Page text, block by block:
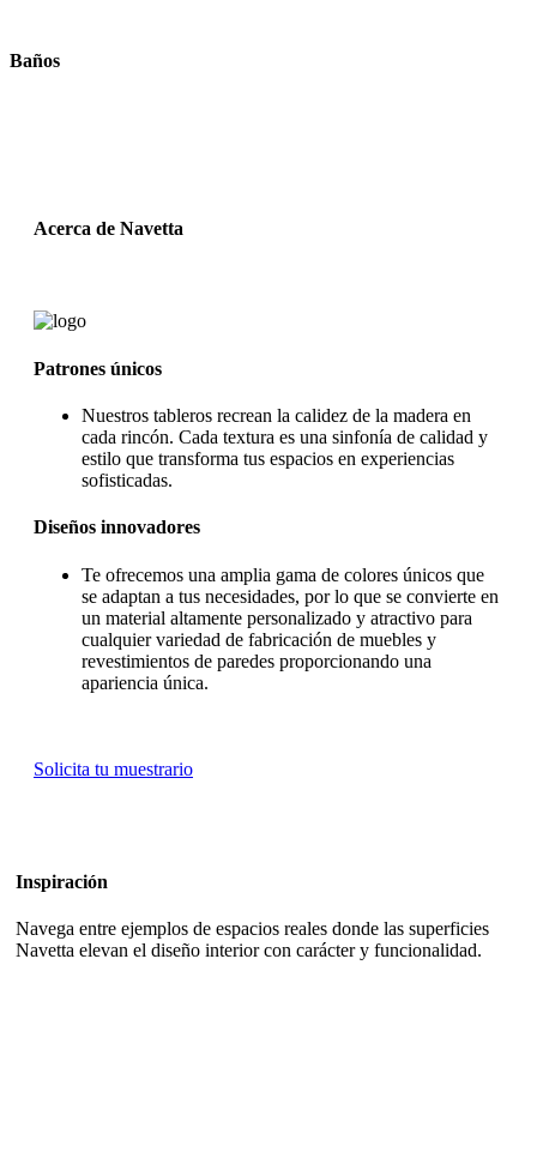
Baños
Acerca de Navetta
Patrones únicos
Nuestros tableros recrean la calidez de la madera en
cada rincón. Cada textura es una sinfonía de calidad y
estilo que transforma tus espacios en experiencias
sofisticadas.
Diseños innovadores
Te ofrecemos una amplia gama de colores únicos que
se adaptan a tus necesidades, por lo que se convierte en
un material altamente personalizado y atractivo para
cualquier variedad de fabricación de muebles y
revestimientos de paredes proporcionando una
apariencia única.
Solicita tu muestrario
Inspiración
Navega entre ejemplos de espacios reales donde las superficies
Navetta elevan el diseño interior con carácter y funcionalidad.